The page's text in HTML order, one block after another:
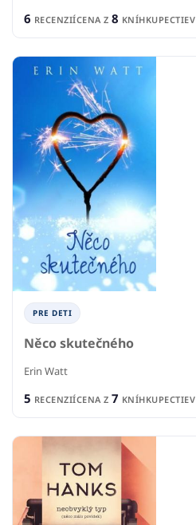
6 RECENZIÍCENA Z 8 KNÍHKUPECTIEV
PRE DETI
Něco skutečného
Erin Watt
5 RECENZIÍCENA Z 7 KNÍHKUPECTIEV